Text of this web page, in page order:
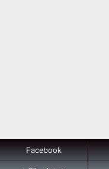
Facebook